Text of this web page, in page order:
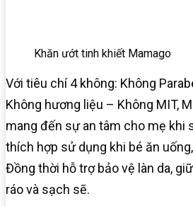
Khăn ướt tinh khiết Mamago
Với tiêu chí 4 không: Không
Không hương liệu – Không MIT,
mang đến sự an tâm cho mẹ khi
thích hợp sử dụng khi bé ăn
Đồng thời hỗ trợ bảo vệ làn da,
ráo và sạch sẽ.